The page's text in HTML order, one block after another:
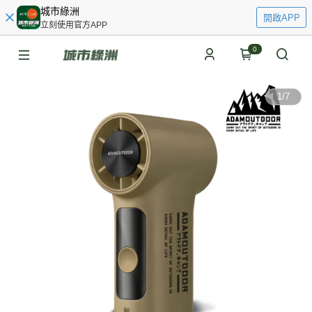
城市綠洲
立刻使用官方APP
開啟APP
0
1/7